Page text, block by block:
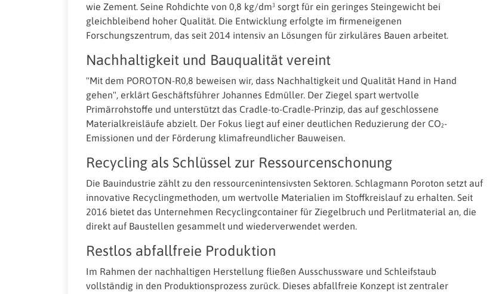
wie Zement. Seine Rohdichte von 0,8 kg/dm³ sorgt für ein geringes Steingewicht bei
gleichbleibend hoher Qualität. Die Entwicklung erfolgte im firmeneigenen
Forschungszentrum, das seit 2014 intensiv an Lösungen für zirkuläres Bauen arbeitet.
Nachhaltigkeit und Bauqualität vereint
"Mit dem POROTON-R0,8 beweisen wir, dass Nachhaltigkeit und Qualität Hand in Hand
gehen", erklärt Geschäftsführer Johannes Edmüller. Der Ziegel spart wertvolle
Primärrohstoffe und unterstützt das Cradle-to-Cradle-Prinzip, das auf geschlossene
Materialkreisläufe abzielt. Der Fokus liegt auf einer deutlichen Reduzierung der CO₂-
Emissionen und der Förderung klimafreundlicher Bauweisen.
Recycling als Schlüssel zur Ressourcenschonung
Die Bauindustrie zählt zu den ressourcenintensivsten Sektoren. Schlagmann Poroton setzt auf
innovative Recyclingmethoden, um wertvolle Materialien im Stoffkreislauf zu erhalten. Seit
2016 bietet das Unternehmen Recyclingcontainer für Ziegelbruch und Perlitmaterial an, die
direkt auf Baustellen gesammelt und wiederverwendet werden.
Restlos abfallfreie Produktion
Im Rahmen der nachhaltigen Herstellung fließen Ausschussware und Schleifstaub
vollständig in den Produktionsprozess zurück. Dieses abfallfreie Konzept ist zentraler